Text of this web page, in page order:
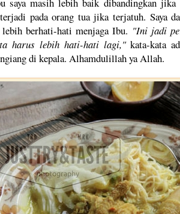
pada orang tua jika terjatuh. Saya
lebih berhati-hati menjaga Ibu. "Ini jadi
harus lebih hati-hati lagi,"kata-kata
di kepala. Alhamdulillah ya Allah.